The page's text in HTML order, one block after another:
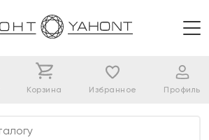
Корзина Избранное Профиль